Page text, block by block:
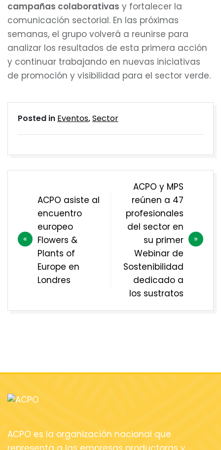
campañas colaborativas y fortalecer la
comunicación sectorial. En las próximas
semanas, el grupo volverá a reunirse para
analizar los resultados de esta primera acción
y continuar trabajando en nuevas iniciativas
de promoción y visibilidad para el sector verde.
Posted in Eventos,Sector
entradas
ACPO asiste al
encuentro
europeo
Flowers &
Plants of
Europe en
Londres
ACPO y MPS
reúnen a 47
profesionales
del sector en
su primer
Webinar de
Sostenibilidad
dedicado a
los sustratos
ACPO es la organización nacional que